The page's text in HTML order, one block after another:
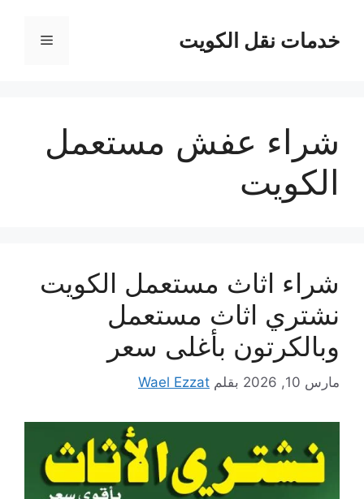
المحتوىخدمات نقل الكويت القائمة
شراء عفش مستعمل
الكويت
شراء اثاث مستعمل الكويت
نشتري اثاث مستعمل
وبالكرتون بأغلى سعر
مارس 10, 2026 بقلم Wael Ezzat